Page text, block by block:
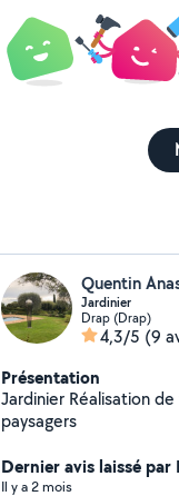
Quentin
Jardinier
Drap (Drap)
4,3/5 (9
Présentation
Jardinier Réalisation de tous types de travaux
paysagers
Dernier avis laissé par
Il y a 2 mois